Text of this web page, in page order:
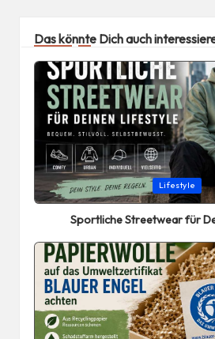
Das könnte Dich auch
Posted
in
Lifestyle
Sportliche Streetwear für